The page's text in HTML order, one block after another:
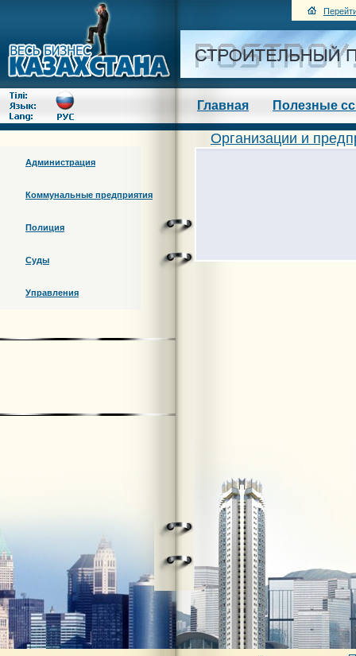
Главная Полезные
Администрация
Коммунальные предприятия
Полиция
Суды
Управления
Организации и